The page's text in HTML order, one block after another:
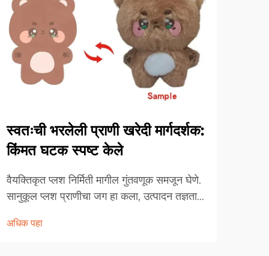
स्वतःची भरलेली प्राणी खरेदी मार्गदर्शक:
किंमत घटक स्पष्ट केले
वैयक्तिकृत प्लश निर्मिती मागील गुंतवणूक समजून घेणे.
सानुकूल प्लश प्राणीचा जग हा कला, उत्पादन तज्ञता
छेदनबिंदूचे प्रतिनिधित्व करतो. तुम्ही ब्रँड तयार
अधिक पहा